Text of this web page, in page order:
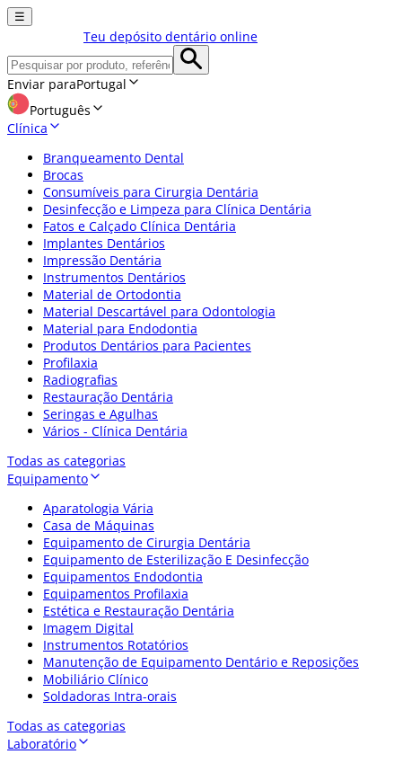
☰
Teu depósito dentário online
Enviar paraPortugal
Português
Clínica
Branqueamento Dental
Brocas
Consumíveis para Cirurgia Dentária
Desinfecção e Limpeza para Clínica Dentária
Fatos e Calçado Clínica Dentária
Implantes Dentários
Impressão Dentária
Instrumentos Dentários
Material de Ortodontia
Material Descartável para Odontologia
Material para Endodontia
Produtos Dentários para Pacientes
Profilaxia
Radiografias
Restauração Dentária
Seringas e Agulhas
Vários - Clínica Dentária
Todas as categorias
Equipamento
Aparatologia Vária
Casa de Máquinas
Equipamento de Cirurgia Dentária
Equipamento de Esterilização E Desinfecção
Equipamentos Endodontia
Equipamentos Profilaxia
Estética e Restauração Dentária
Imagem Digital
Instrumentos Rotatórios
Manutenção de Equipamento Dentário e Reposições
Mobiliário Clínico
Soldadoras Intra-orais
Todas as categorias
Laboratório